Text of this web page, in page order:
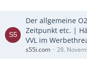
Der allgemeine
Zeitpunkt etc. |
VVL im
s55i.com 28.